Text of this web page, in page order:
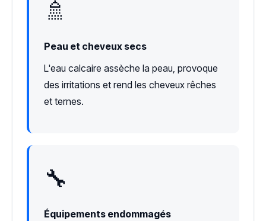
🚿
Peau et cheveux secs
L'eau calcaire assèche la peau, provoque
des irritations et rend les cheveux rêches
et ternes.
🔧
Équipements endommagés